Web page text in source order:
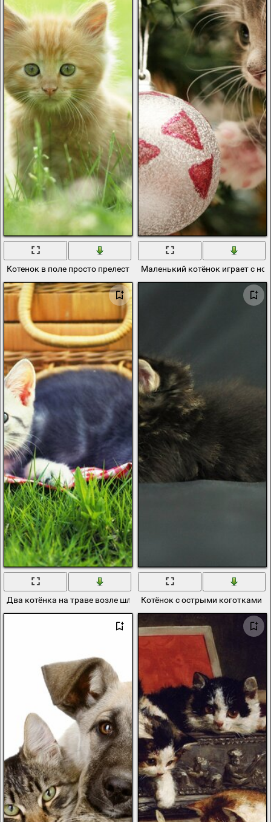
Котенок в поле просто прелесть Маленький котёнок играет с
Два котёнка на траве возле шляп Котёнок с острыми коготками